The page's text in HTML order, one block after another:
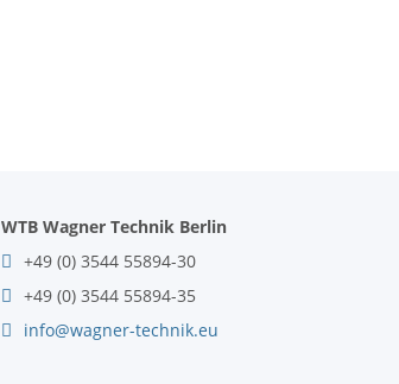
WTB Wagner Technik Berlin
+49 (0) 3544 55894-30
+49 (0) 3544 55894-35
info@wagner-technik.eu